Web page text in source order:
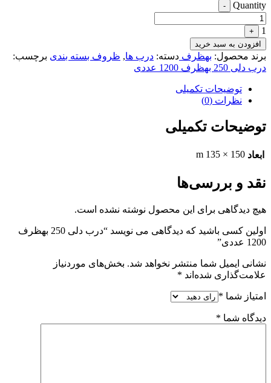
Quantity
-
1
+
افزودن به سبد خرید
برند محصول: بهظرف دسته: درب ها, ظروف بسته بندی برچسب:
درب دلی 250 بهظرف 1200 عددی
توضیحات تکمیلی
نظرات (0)
توضیحات تکمیلی
ابعاد 150 × 135 m
نقد و بررسی‌ها
هیچ دیدگاهی برای این محصول نوشته نشده است.
اولین کسی باشید که دیدگاهی می نویسد “درب دلی 250 بهظرف
1200 عددی”
نشانی ایمیل شما منتشر نخواهد شد. بخش‌های موردنیاز
علامت‌گذاری شده‌اند *
امتیاز شما *
دیدگاه شما *